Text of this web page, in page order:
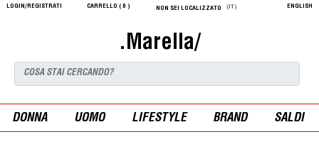
LOGIN/REGISTRATI CARRELLO ( 0 ) NON SEI LOCALIZZATO (IT) ENGLISH
.Marella/
DONNA UOMO LIFESTYLE BRAND SALDI